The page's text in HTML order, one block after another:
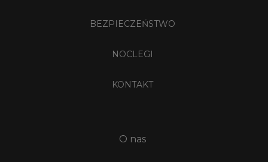
BEZPIECZEŃSTWO
NOCLEGI
KONTAKT
O nas